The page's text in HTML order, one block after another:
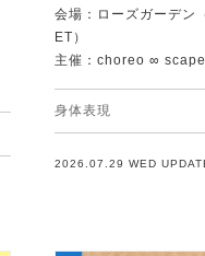
会場：ローズガーデン
ET）
主催：choreo ∞ scape
身体表現
2026.07.29 WED